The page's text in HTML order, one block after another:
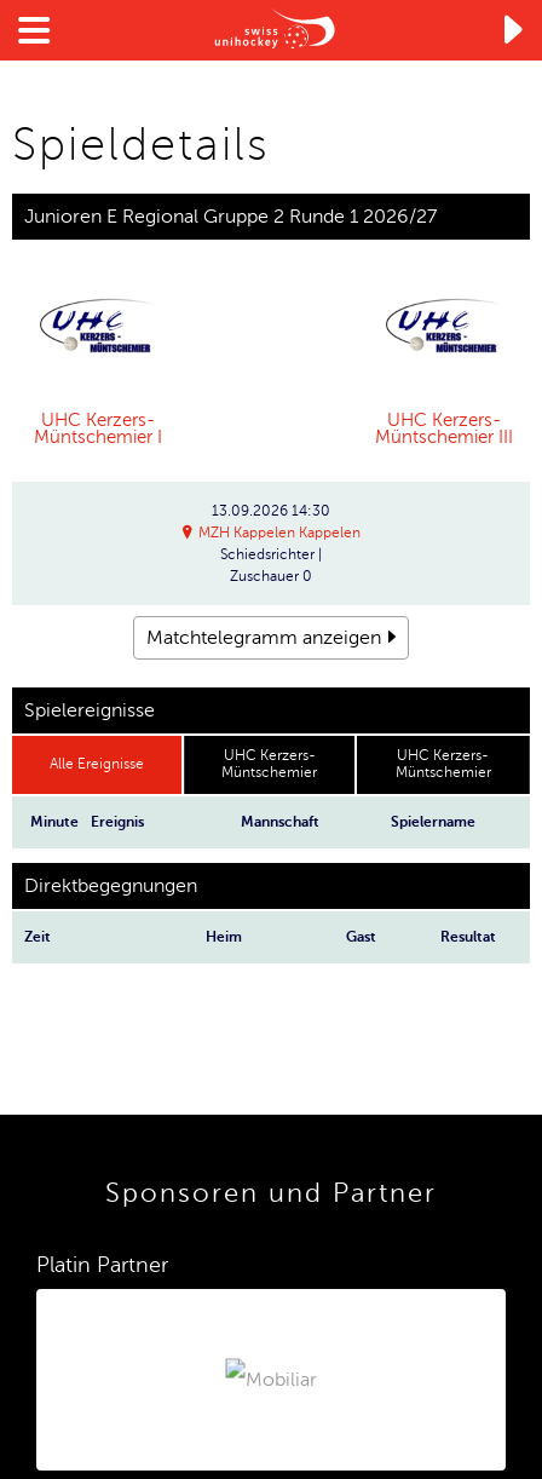

Spieldetails
Junioren E Regional Gruppe 2 Runde 1 2026/27
UHC Kerzers-
Müntschemier I
UHC Kerzers-
Müntschemier III
13.09.2026 14:30
MZH Kappelen Kappelen
Schiedsrichter
Zuschauer 0
Matchtelegramm anzeigen
Spielereignisse
Alle Ereignisse
UHC Kerzers-
Müntschemier
UHC Kerzers-
Müntschemier
Minute Ereignis Mannschaft Spielername
Direktbegegnungen
Zeit Heim Gast Resultat
Sponsoren und Partner
Platin Partner